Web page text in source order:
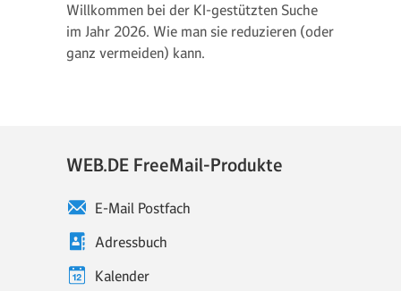
Willkommen bei der KI-gestützten Suche
im Jahr 2026. Wie man sie reduzieren (oder
ganz vermeiden) kann.
WEB.DE FreeMail-Produkte
E-Mail Postfach
Adressbuch
Kalender